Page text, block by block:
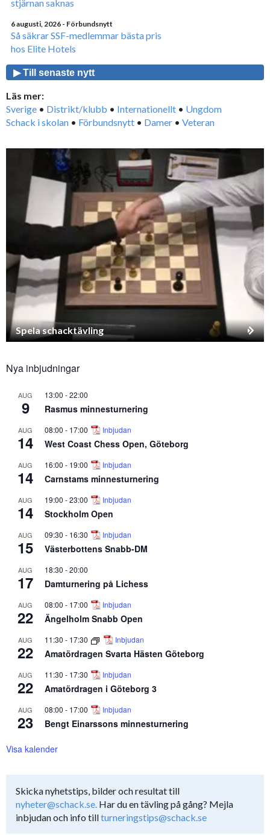
stjärnan saknas
6 augusti, 2026 - Förbundsnytt
Så säkrar SSF-medlemmar bästa pris
hos Elite Hotels
▶ Till senaste nytt
Läs mer:
Sverige • Distrikt/klubb • Internationellt • Ungdom
Schack i skolan • Förbundsnytt • Damer • Veteran
Spela schacktävling
Nya inbjudningar
AUG
9
13:00 -22:00
Rasmus minnesturnering
AUG
14
08:00 - 17:00 Inbjudan
West Coast Chess Open, Göteborg
AUG
14
16:00 - 19:00 Inbjudan
Carnstams minnesturnering
AUG
14
19:00 -23:00 Inbjudan
Stockholm Open
AUG
15
09:30 - 16:30 Inbjudan
Västerbottens Snabb-DM
AUG
17
18:30 -20:00
Damturnering på Lichess
AUG
22
08:00 - 17:00 Inbjudan
Ängelholm Snabb Open
AUG
22
11:30 - 17:30 Inbjudan
Amatördragen Svarta Hästen Göteborg
AUG
22
11:30 - 17:30 Inbjudan
Amatördragen i Göteborg 3
AUG
23
08:00 - 17:00 Inbjudan
Bengt Einarssons minnesturnering
Visa kalender
Skicka nyhetstips, bilder och resultat till
nyheter@schack.se. Har du en tävling på gång? Mejla
inbjudan och info tillturneringstips@schack.se